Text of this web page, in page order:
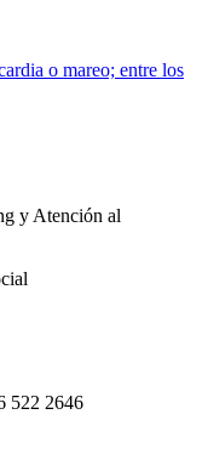
o mareo; entre los
y Atención al
522 2646